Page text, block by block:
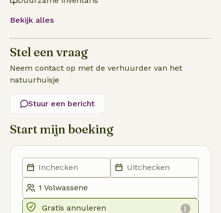
Bekijk alles
Stel een vraag
Neem contact op met de verhuurder van het
natuurhuisje
Stuur een bericht
Start mijn boeking
Gratis annuleren